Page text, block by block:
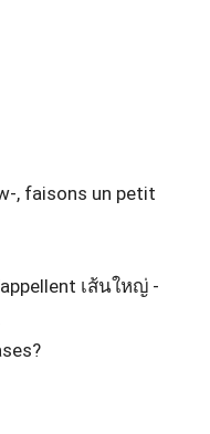
, faisons un petit
เส้นใหญ่ -